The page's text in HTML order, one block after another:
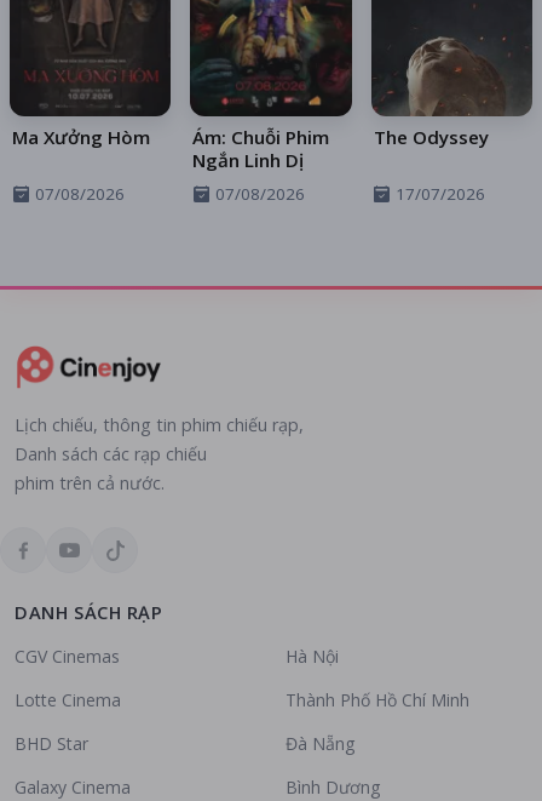
Ma Xưởng Hòm
07/08/2026
Ám: Chuỗi Phim
Ngắn Linh Dị
07/08/2026
The Odyssey
17/07/2026
Lịch chiếu, thông tin phim chiếu rạp,
Danh sách các rạp chiếu
phim trên cả nước.
DANH SÁCH RẠP
CGV Cinemas
Lotte Cinema
BHD Star
Galaxy Cinema
Hà Nội
Thành Phố Hồ Chí Minh
Đà Nẵng
Bình Dương